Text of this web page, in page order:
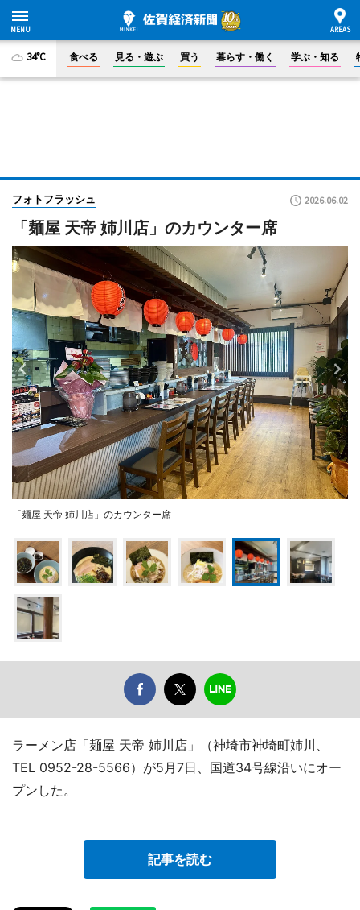
34°C 食べる 見る・遊ぶ 買う 暮らす・働く 学ぶ・知る
フォトフラッシュ 2026.06.02
「麺屋 天帝 姉川店」のカウンター席
「麺屋 天帝 姉川店」のカウンター席
ラーメン店「麺屋 天帝 姉川店」（神埼市神埼町姉川、
TEL 0952-28-5566）が5月7日、国道34号線沿いにオー
プンした。
記事を読む